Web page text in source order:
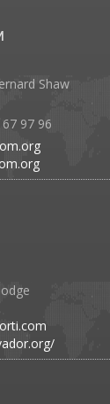
Shaw
97 96